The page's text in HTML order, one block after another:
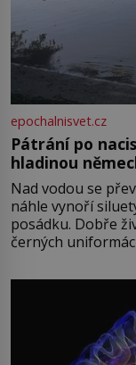
epochalnisvet.cz
Pátrání po
hladinou
Nad vodou se
náhle vynoří
posádku. Dobře
černých
přízračná scéna
světová válka se